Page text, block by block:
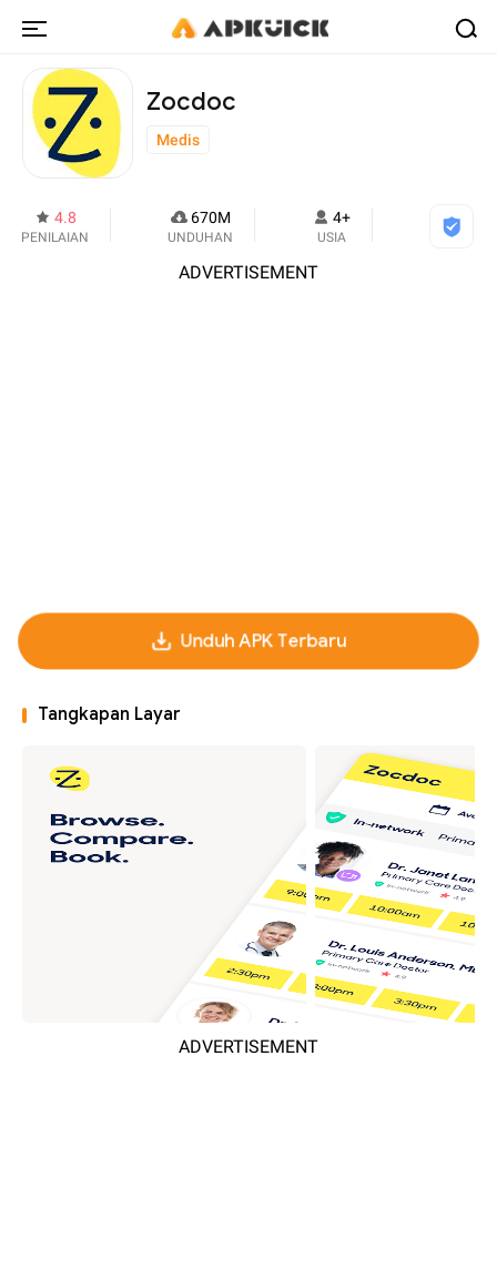
Zocdoc
Medis
4.8
PENILAIAN
670M
UNDUHAN
4+
USIA
ADVERTISEMENT
Unduh APK Terbaru
Tangkapan Layar
ADVERTISEMENT